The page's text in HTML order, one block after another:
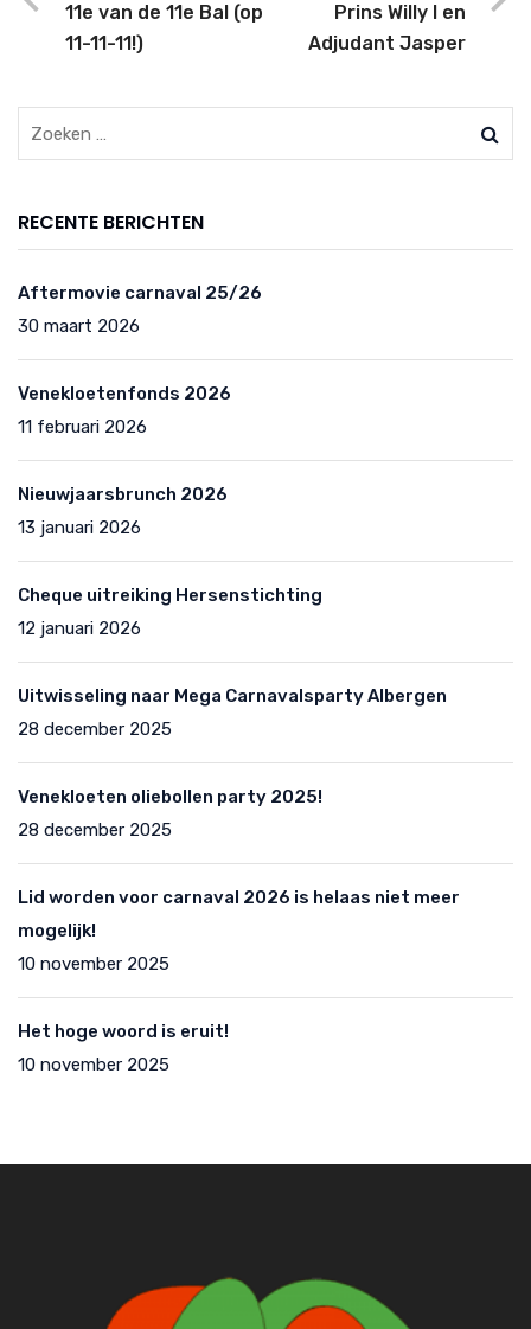
11e van de 11e Bal (op
11-11-11!)
Prins Willy I en
Adjudant Jasper
RECENTE BERICHTEN
Aftermovie carnaval 25/26
30 maart 2026
Venekloetenfonds 2026
11 februari 2026
Nieuwjaarsbrunch 2026
13 januari 2026
Cheque uitreiking Hersenstichting
12 januari 2026
Uitwisseling naar Mega Carnavalsparty Albergen
28 december 2025
Venekloeten oliebollen party 2025!
28 december 2025
Lid worden voor carnaval 2026 is helaas niet meer
mogelijk!
10 november 2025
Het hoge woord is eruit!
10 november 2025